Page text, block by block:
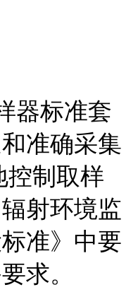
器标准套
准确采集
控制取样
射环境监
准》中要
求。